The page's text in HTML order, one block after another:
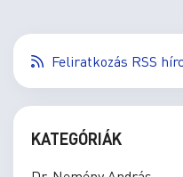
Feliratkozás RSS
KATEGÓRIÁK